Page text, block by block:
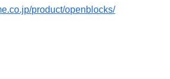
product/openblocks/